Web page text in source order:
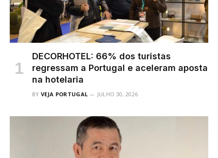
DECORHOTEL: 66% dos turistas
regressam a Portugal e aceleram aposta
na hotelaria
BY VEJA PORTUGAL JULHO 30, 2026